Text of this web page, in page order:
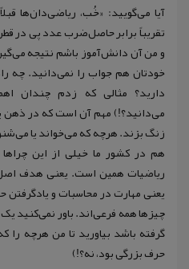
آیا می‌گویید‌: «‌خُب‌‌، ریاضی‌دان‌ها
تقریباً برابر حاصل‌ضرب عدد پی در
و من آن دانش‌آموز باشم نتیجه
خودتان هم جواب را نمی‌‌دانید‌‌‌. چه
دارید‌؟ مثالی که زدم چندان
می‌دانید‌‌؟‌‌!‌‌) مهم آن است که در
زنگ بزند‌‌. هر‌چه که می‌خواند یا
هم در کشور ما خیلی از این
ریاضیات همین است‌‌‌‌. یعنی هدف
یعنی مهارت در محاسبات و
چیزها همه فرعی‌اند‌‌. باور نمی‌کنید
گرفته باشد بیاورید تا من هر‌چه
حرف بزرگی بود، نه؟!)